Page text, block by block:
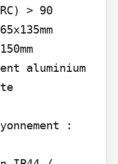
> 90
aluminium
: